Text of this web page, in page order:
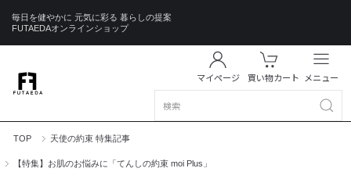
毎日を健やかに 元気に彩る 暮らしの提案
FUTAEDAオンラインショップ
マイページ 買い物カート メニュー
TOP 天使の約束 特集記事
【特集】お肌のお悩みに「てんしの約束 moi Plus」